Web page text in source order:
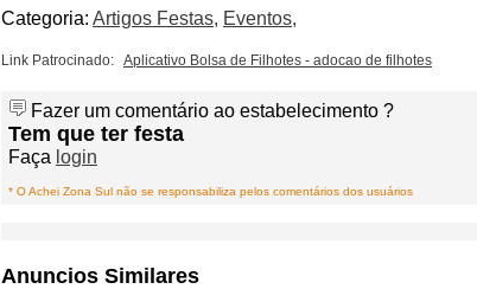
Categoria: Artigos Festas, Eventos,
Link Patrocinado: Aplicativo Bolsa de Filhotes - adocao de filhotes
Fazer um comentário ao estabelecimento ?
Tem que ter festa
Faça login
* O Achei Zona Sul não se responsabiliza pelos comentários dos usuários
Anuncios Similares